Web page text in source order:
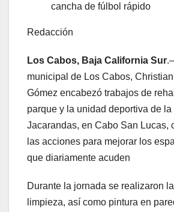
cancha de fúlbol rápido
Redacción
Los Cabos, Baja California Sur
municipal de Los Cabos,
Gómez encabezó trabajos de
parque y la unidad deportiva de la
Jacarandas, en Cabo San Lucas,
las acciones para mejorar los
que diariamente acuden
Durante la jornada se realizaron
limpieza, así como pintura en